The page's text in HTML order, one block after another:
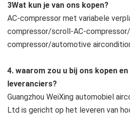
3Wat kun je van ons kopen?
AC-compressor met variabele
compressor/scroll-AC-
compressor/automotive
4. waarom zou u bij ons kopen
leveranciers?
Guangzhou WeiXing automobiel
Ltd is gericht op het leveren van